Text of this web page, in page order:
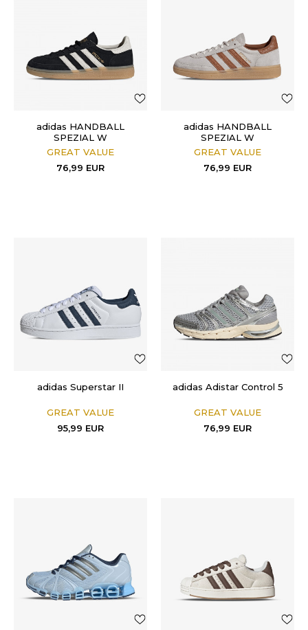
adidas HANDBALL
SPEZIAL W
GREAT VALUE
76,99 EUR
adidas HANDBALL
SPEZIAL W
GREAT VALUE
76,99 EUR
adidas Superstar II
GREAT VALUE
95,99 EUR
adidas Adistar Control 5
GREAT VALUE
76,99 EUR